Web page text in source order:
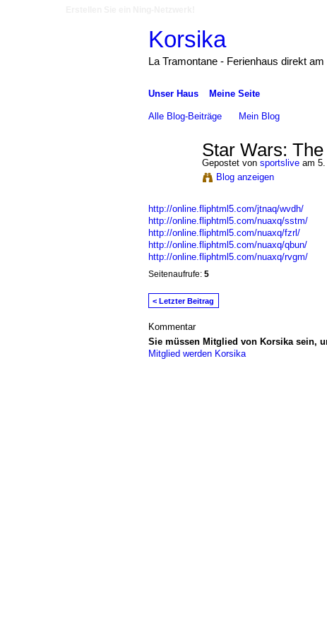
Korsika
La Tramontane - Ferienhaus direkt am
Unser Haus Meine Seite
Alle Blog-Beiträge Mein Blog
Star Wars:
Gepostet von sportsliveam 5.
Blog anzeigen
http://online.fliphtml5.com/jtnaq/wvdh/
http://online.fliphtml5.com/nuaxq/sstm/
http://online.fliphtml5.com/nuaxq/fzrl/
http://online.fliphtml5.com/nuaxq/qbun/
http://online.fliphtml5.com/nuaxq/rvgm/
Seitenaufrufe: 5
< Letzter Beitrag
Kommentar
Sie müssen Mitglied von Korsika sein,
Mitglied werden Korsika